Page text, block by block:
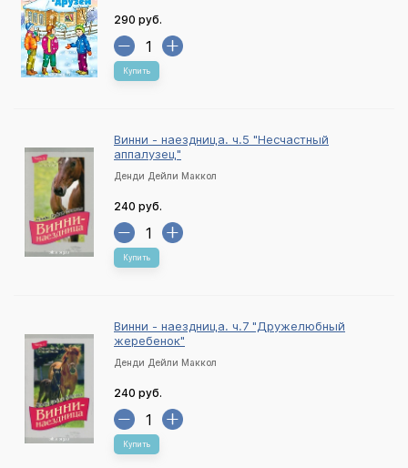
290 руб.
Купить
Винни - наездница. ч.5 "Несчастный
аппалузец"
Денди Дейли Маккол
240 руб.
Купить
Винни - наездница. ч.7 "Дружелюбный
жеребенок"
Денди Дейли Маккол
240 руб.
Купить